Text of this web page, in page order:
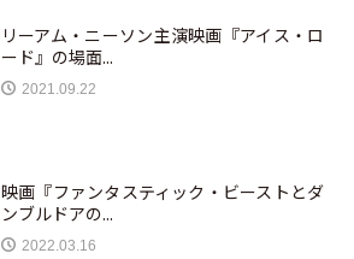
リーアム・ニーソン主演映画『アイス・ロ
ード』の場面...
2021.09.22
映画『ファンタスティック・ビーストとダ
ンブルドアの...
2022.03.16